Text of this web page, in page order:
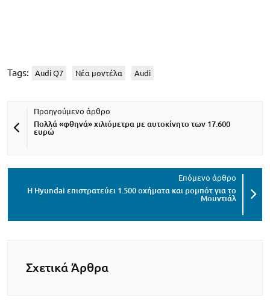
Tags: Audi Q7 Νέα μοντέλα Audi
Πολλά «φθηνά» χιλιόμετρα με αυτοκίνητο των 17.600
ευρώ
Η Hyundai επιστρατεύει 1.500 οχήματα και ρομπότ για το
Μουντιάλ
Σχετικά Άρθρα